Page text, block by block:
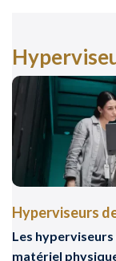
Hyperviseurs
Les
matériel